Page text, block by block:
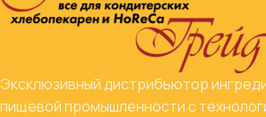
Эксклюзивный дистрибьютор
пищевой промышленности с